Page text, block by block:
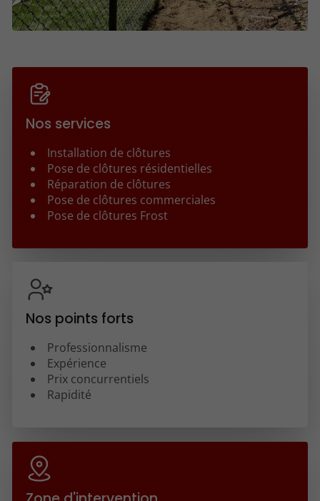
Nos services
Installation de clôtures
Pose de clôtures résidentielles
Réparation de clôtures
Pose de clôtures commerciales
Pose de clôtures Frost
Nos points forts
Professionnalisme
Expérience
Prix concurrentiels
Rapidité